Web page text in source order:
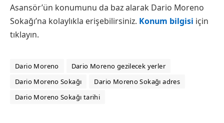
Asansör’ün konumunu da baz alarak Dario Moreno
Sokağı’na kolaylıkla erişebilirsiniz. Konum bilgisi için
tıklayın.
Dario Moreno
Dario Moreno gezilecek yerler
Dario Moreno Sokağı
Dario Moreno Sokağı adres
Dario Moreno Sokağı tarihi